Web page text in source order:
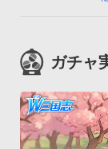
ガチャ